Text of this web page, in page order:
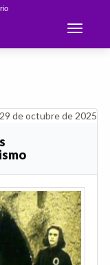
Toggle
de octubre de 2025